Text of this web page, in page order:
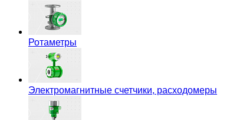
Ротаметры
Электромагнитные счетчики, расходомеры